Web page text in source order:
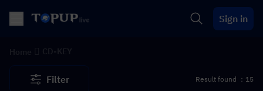
Sign in
Filter Result found ：15